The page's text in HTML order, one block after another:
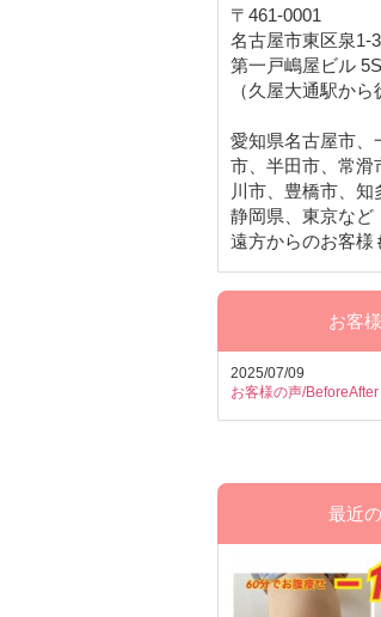
〒461-0001
名古屋市東区泉1-
第一戸嶋屋ビル 5S
（久屋大通駅から
愛知県名古屋市、
市、半田市、常滑
川市、豊橋市、知
静岡県、東京など
遠方からのお客様
お客
2025/07/09
お客様の声/BeforeAfter
最近